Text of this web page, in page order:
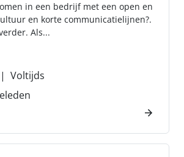
in een bedrijf met een open en
en korte communicatielijnen?.
Als...
Voltijds